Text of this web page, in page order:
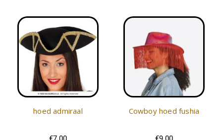
hoed admiraal Cowboy hoed fushia